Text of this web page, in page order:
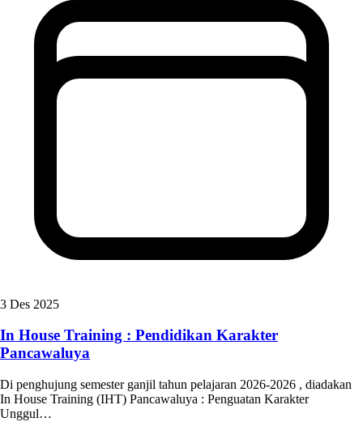
3 Des 2025
In House Training : Pendidikan Karakter
Pancawaluya
Di penghujung semester ganjil tahun pelajaran 2026-2026 , diadakan
In House Training (IHT) Pancawaluya : Penguatan Karakter
Unggul…